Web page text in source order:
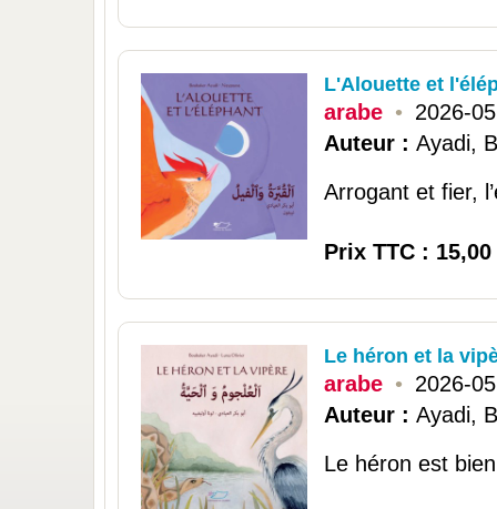
L'Alouette et
arabe • 2026-05
Auteur : Ayadi,
Arrogant et fier,
Prix TTC : 15,00
Le héron et la
arabe • 2026-05
Auteur : Ayadi,
Le héron est